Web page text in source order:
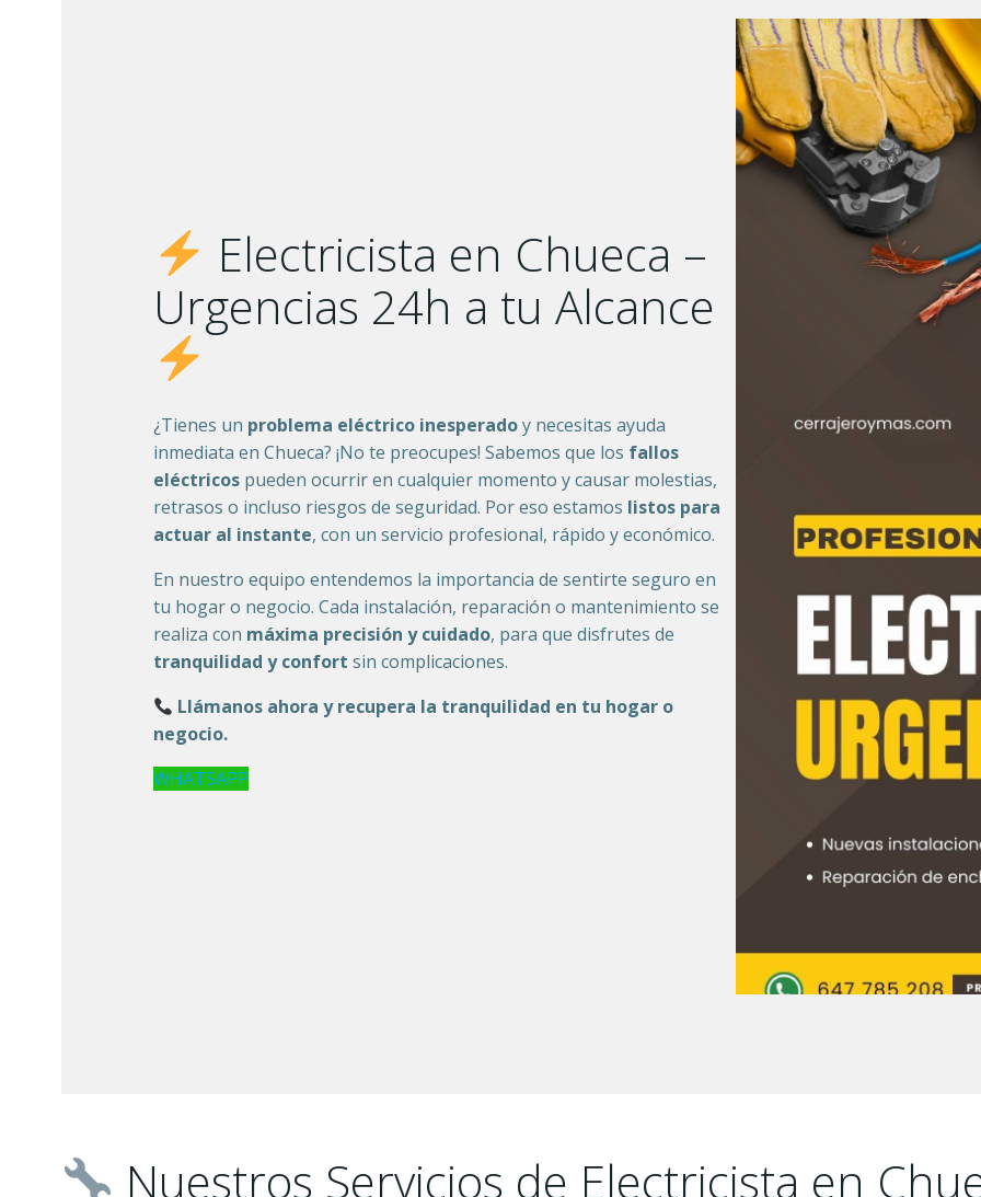
Electricista en Chueca –
Urgencias 24h a tu Alcance
¿Tienes un problema eléctrico inesperadoy necesitas ayuda
inmediata en Chueca? ¡No te preocupes! Sabemos que los fallos
eléctricos pueden ocurrir en cualquier momento y causar molestias,
retrasos o incluso riesgos de seguridad. Por eso estamos listos para
actuar al instante, con un servicio profesional, rápido y económico.
En nuestro equipo entendemos la importancia de sentirte seguro en
tu hogar o negocio. Cada instalación, reparación o mantenimiento se
realiza con máxima precisión y cuidado, para que disfrutes de
tranquilidad y confort sin complicaciones.
Llámanos ahora y recupera la tranquilidad en tu hogar o
negocio.
WHATSAPP
Nuestros Servicios de Electricista en